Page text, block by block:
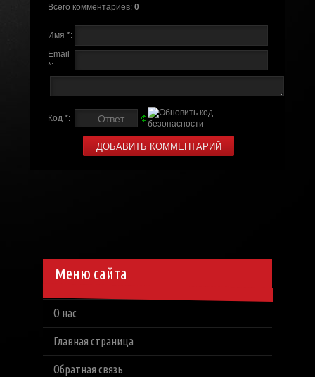
Всего комментариев: 0
Имя *:
Email
*:
Код *:
Меню сайта
О нас
Главная страница
Обратная связь